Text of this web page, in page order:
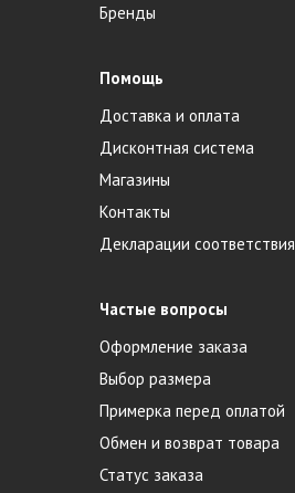
Бренды
Помощь
Доставка и оплата
Дисконтная система
Магазины
Контакты
Декларации соответствия
Частые вопросы
Оформление заказа
Выбор размера
Примерка перед оплатой
Обмен и возврат товара
Статус заказа